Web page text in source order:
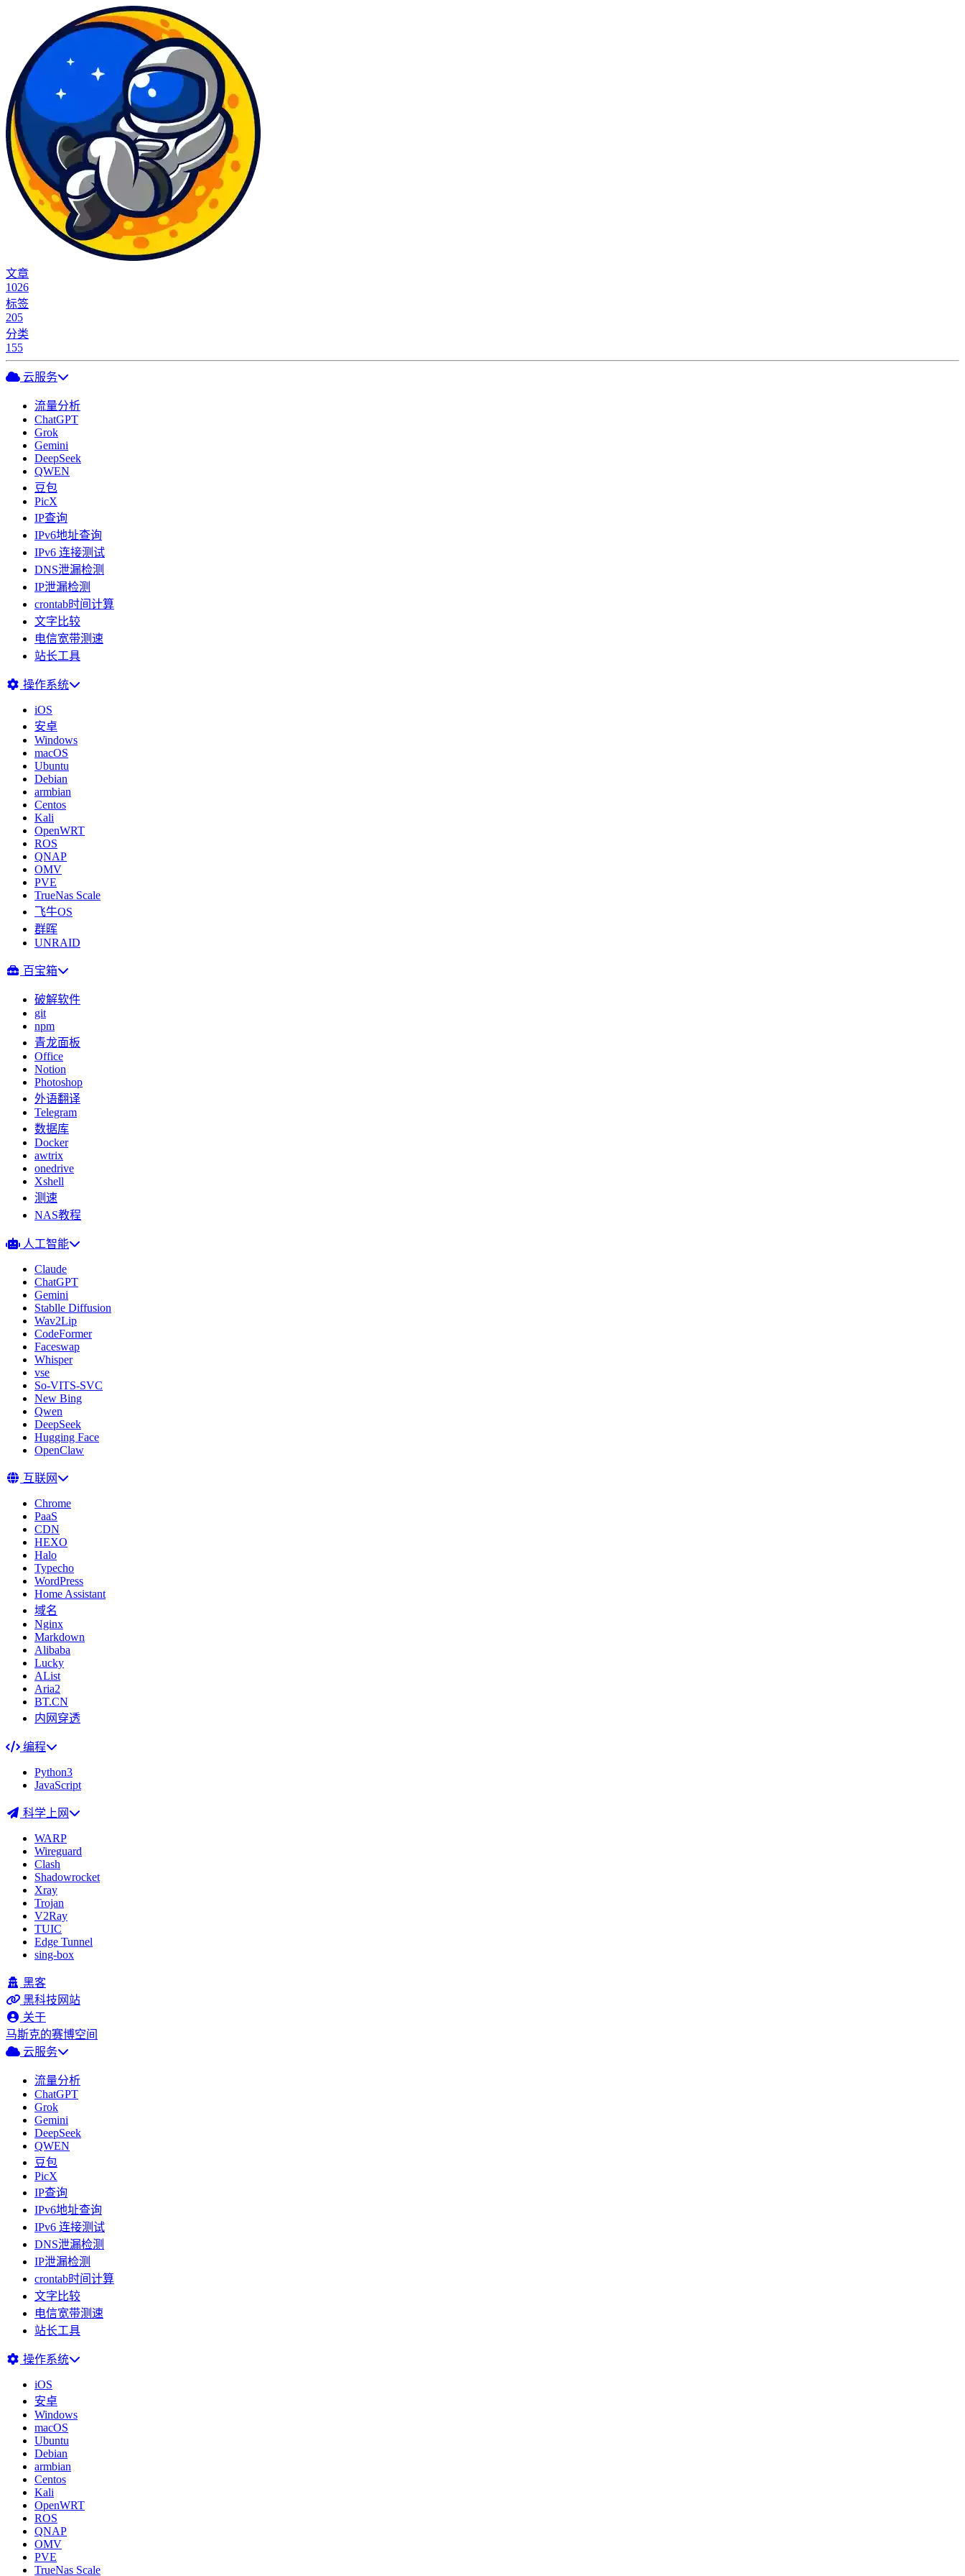
文章
1026
标签
205
分类
155
云服务
流量分析
ChatGPT
Grok
Gemini
DeepSeek
QWEN
豆包
PicX
IP查询
IPv6地址查询
IPv6 连接测试
DNS泄漏检测
IP泄漏检测
crontab时间计算
文字比较
电信宽带测速
站长工具
操作系统
iOS
安卓
Windows
macOS
Ubuntu
Debian
armbian
Centos
Kali
OpenWRT
ROS
QNAP
OMV
PVE
TrueNas Scale
飞牛OS
群晖
UNRAID
百宝箱
破解软件
git
npm
青龙面板
Office
Notion
Photoshop
外语翻译
Telegram
数据库
Docker
awtrix
onedrive
Xshell
测速
NAS教程
人工智能
Claude
ChatGPT
Gemini
Stablle Diffusion
Wav2Lip
CodeFormer
Faceswap
Whisper
vse
So-VITS-SVC
New Bing
Qwen
DeepSeek
Hugging Face
OpenClaw
互联网
Chrome
PaaS
CDN
HEXO
Halo
Typecho
WordPress
Home Assistant
域名
Nginx
Markdown
Alibaba
Lucky
AList
Aria2
BT.CN
内网穿透
编程
Python3
JavaScript
科学上网
WARP
Wireguard
Clash
Shadowrocket
Xray
Trojan
V2Ray
TUIC
Edge Tunnel
sing-box
黑客
黑科技网站
关于
马斯克的赛博空间
云服务
流量分析
ChatGPT
Grok
Gemini
DeepSeek
QWEN
豆包
PicX
IP查询
IPv6地址查询
IPv6 连接测试
DNS泄漏检测
IP泄漏检测
crontab时间计算
文字比较
电信宽带测速
站长工具
操作系统
iOS
安卓
Windows
macOS
Ubuntu
Debian
armbian
Centos
Kali
OpenWRT
ROS
QNAP
OMV
PVE
TrueNas Scale